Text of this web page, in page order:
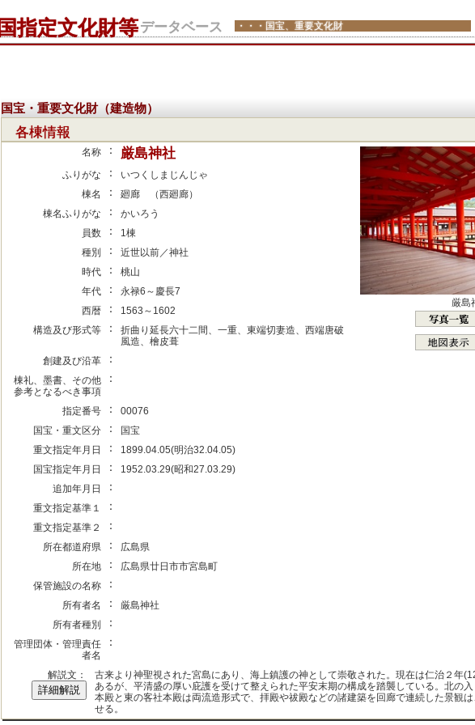
国指定文化財等データベース ・・・国宝、重要文化財
国宝・重要文化財（建造物）
各棟情報
名称 ： 厳島神社
ふりがな ：
いつくしまじんじゃ
棟名
：
廻廊 （西廻廊）
棟名ふりがな
：
かいろう
員数
：
1棟
種別
：
近世以前／神社
時代
：
桃山
年代
：
永禄6～慶長7
西暦
：
1563～1602
構造及び形式等
：
折曲り延長六十二間、一重、東端切妻造、西端唐破
風造、檜皮葺
創建及び沿革
：
棟礼、墨書、その他
参考となるべき事項
：
指定番号 ：
00076
国宝・重文区分
：
国宝
重文指定年月日
：
1899.04.05(明治32.04.05)
国宝指定年月日
：
1952.03.29(昭和27.03.29)
追加年月日
：
重文指定基準１ ：
重文指定基準２ ：
所在都道府県 ：
広島県
所在地
：
広島県廿日市市宮島町
保管施設の名称
：
所有者名 ：
厳島神社
所有者種別
：
管理団体・管理責任
者名
：
厳島
解説文：
詳細解説
古来より神聖視された宮島にあり、海上鎮護の神として崇敬された。現在は仁治２年
あるが、平清盛の厚い庇護を受けて整えられた平安末期の構成を踏襲している。北の
本殿と東の客社本殿は両流造形式で、拝殿や祓殿などの諸建築を回廊で連続した景観
せる。